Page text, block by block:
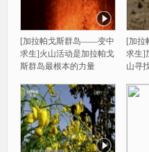
[加拉帕戈斯群岛——变中
求生]火山活动是加拉帕戈
斯群岛最根本的力量
[加
求生]
山寻